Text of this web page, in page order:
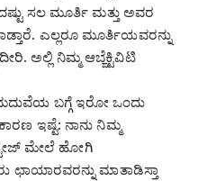
ಸಲ ಮೂರ್ತಿ ಮತ್ತು ಅವರ
ಎಲ್ಲರೂ ಮೂರ್ತಿಯವರನ್ನು
ಅಲ್ಲಿ ನಿಮ್ಮ ಆಬ್ಜೆಕ್ಟಿವಿಟಿ
ಬಗ್ಗೆ ಇರೋ ಒಂದು
ಇಷ್ಟೆ: ನಾನು ನಿಮ್ಮ
ಮೇಲೆ ಹೋಗಿ
ಮಾತಾಡಿಸ್ತಾ